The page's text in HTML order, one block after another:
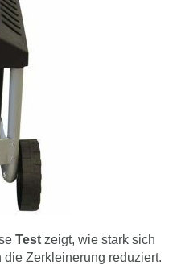
Test zeigt, wie stark sich
Zerkleinerung reduziert.